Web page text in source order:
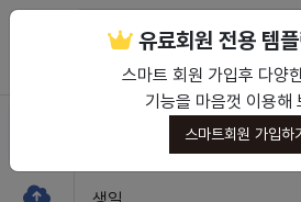
보관함 다운로드 PPT
유료회원 전용 템
스마트 회원 가입후 다양
기능을 마음껏 이용해
스마트회원 가입하기